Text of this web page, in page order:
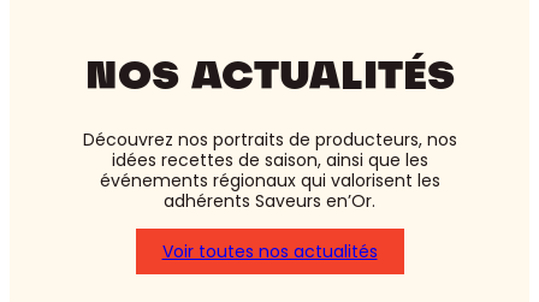
NOS ACTUALITÉS
Découvrez nos portraits de producteurs, nos
idées recettes de saison, ainsi que les
événements régionaux qui valorisent les
adhérents Saveurs en’Or.
Voir toutes nos actualités